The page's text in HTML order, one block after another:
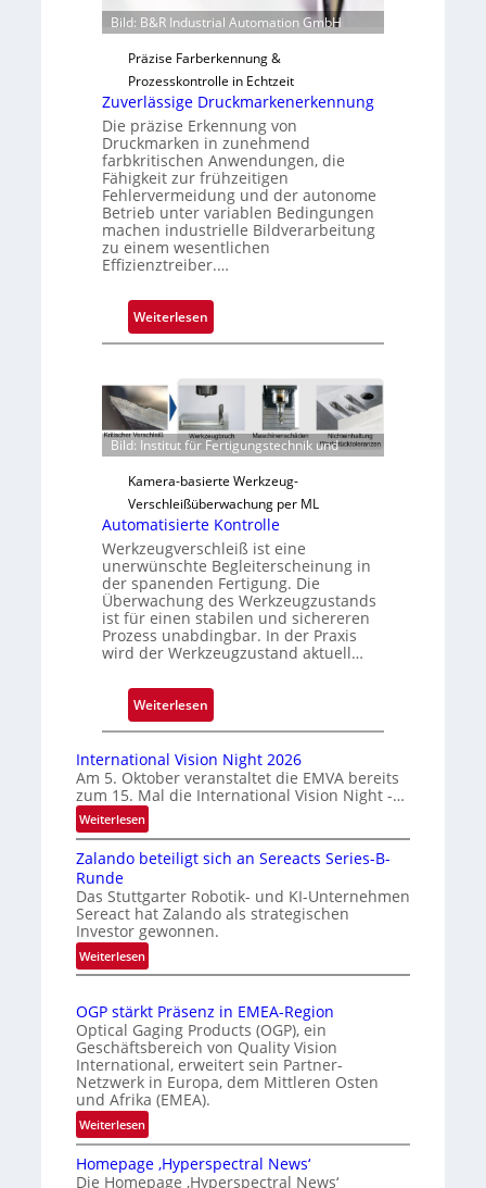
n
a
u
s
Bild: B&R Industrial Automation GmbH
Präzise Farberkennung &
Prozesskontrolle in Echtzeit
Zuverlässige Druckmarkenerkennung
Die präzise Erkennung von
Druckmarken in zunehmend
farbkritischen Anwendungen, die
Fähigkeit zur frühzeitigen
Fehlervermeidung und der autonome
Betrieb unter variablen Bedingungen
machen industrielle Bildverarbeitung
zu einem wesentlichen
Effizienztreiber.…
Weiterlesen:
Z
v
r
l
ä
s
s
i
g
e
D
r
u
k
m
r
k
n
e
r
k
e
n
n
g
Bild: Institut für Fertigungstechnik und
Kamera-basierte Werkzeug-
Verschleißüberwachung per ML
Automatisierte Kontrolle
Werkzeugverschleiß ist eine
unerwünschte Begleiterscheinung in
der spanenden Fertigung. Die
Überwachung des Werkzeugzustands
ist für einen stabilen und sichereren
Prozess unabdingbar. In der Praxis
wird der Werkzeugzustand aktuell…
Weiterlesen:
A
t
o
a
t
s
i
r
e
K
o
n
o
l
International Vision Night 2026
Am 5. Oktober veranstaltet die EMVA bereits
zum 15. Mal die International Vision Night -…
Weiterlesen:
I
n
e
r
n
a
o
n
a
l
V
i
s
i
Zalando beteiligt sich an Sereacts Series-B-
Runde
Das Stuttgarter Robotik- und KI-Unternehmen
Sereact hat Zalando als strategischen
Investor gewonnen.
Weiterlesen:
Z
l
a
n
d
o
b
e
t
e
OGP stärkt Präsenz in EMEA-Region
Optical Gaging Products (OGP), ein
Geschäftsbereich von Quality Vision
International, erweitert sein Partner-
Netzwerk in Europa, dem Mittleren Osten
und Afrika (EMEA).
Weiterlesen:
O
G
Homepage ‚Hyperspectral News‘
Die Homepage ‚Hyperspectral News‘